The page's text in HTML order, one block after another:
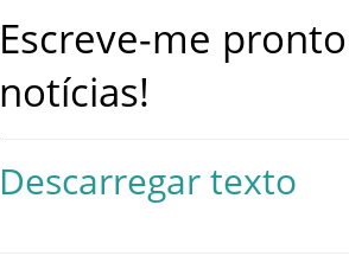
Escreve-me pronto
notícias!
Descarregar texto